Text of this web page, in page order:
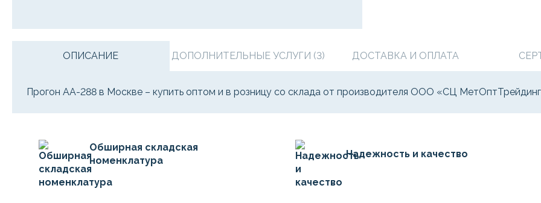
ОПИСАНИЕ ДОПОЛНИТЕЛЬНЫЕ УСЛУГИ (3) ДОСТАВКА И ОПЛАТА
Прогон АА-288 в Москве – купить оптом и в розницу со склада от производителя ООО «СЦ
Обширная складская
номенклатура
Надежность и качество